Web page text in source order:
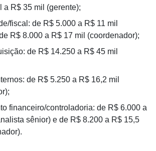
a R$ 35 mil (gerente);
fiscal: de R$ 5.000 a R$ 11 mil
R$ 8.000 a R$ 17 mil (coordenador);
de R$ 14.250 a R$ 45 mil
de R$ 5.250 a R$ 16,2 mil
financeiro/controladoria: de R$ 6.000 a
sênior) e de R$ 8.200 a R$ 15,5